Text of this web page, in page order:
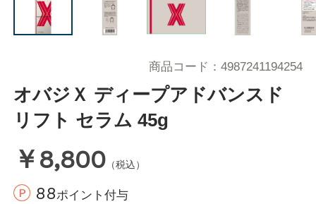
オバジＸ ディープアドバンスド
リフト セラム 45g
￥8,800 （税込）
88ポイント付与
商品コード 4987241194254